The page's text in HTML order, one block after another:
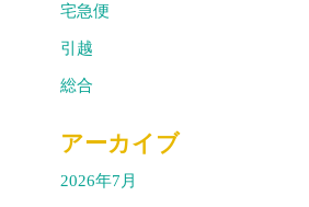
宅急便
引越
総合
アーカイブ
2026年7月